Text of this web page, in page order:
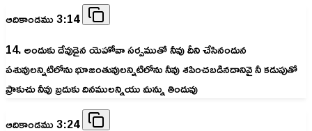
ఆదికాండము 3:14
14. అందుకు దేవుడైన యెహోవా సర్పముతో నీవు దీని చేసినందున
పశువులన్నిటిలోను భూజంతువులన్నిటిలోను నీవు శపించబడినదానివై నీ కడుపుతో
ప్రాకుచు నీవు బ్రదుకు దినములన్నియు మన్ను తిందువు
ఆదికాండము 3:24